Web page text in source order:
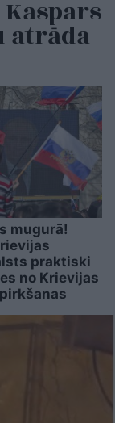
atrāda
mugurā!
praktiski
no Krievijas